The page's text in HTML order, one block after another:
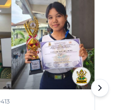
413